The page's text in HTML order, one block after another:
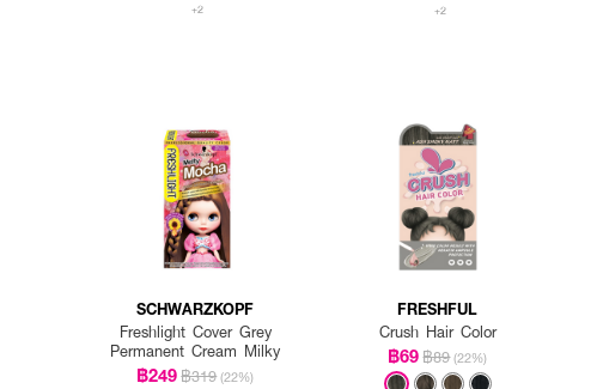
+2 +2
SCHWARZKOPF
Freshlight Cover Grey
Permanent Cream Milky
฿249฿319 (22%)
FRESHFUL
Crush Hair Color
฿69฿89 (22%)